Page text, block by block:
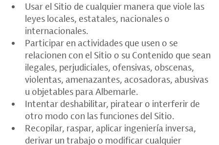
Usar el Sitio de cualquier manera que viole las
leyes locales, estatales, nacionales o
internacionales.
Participar en actividades que usen o se
relacionen con el Sitio o su Contenido que sean
ilegales, perjudiciales, ofensivas, obscenas,
violentas, amenazantes, acosadoras, abusivas
u objetables para Albemarle.
Intentar deshabilitar, piratear o interferir de
otro modo con las funciones del Sitio.
Recopilar, raspar, aplicar ingeniería inversa,
derivar un trabajo o modificar cualquier